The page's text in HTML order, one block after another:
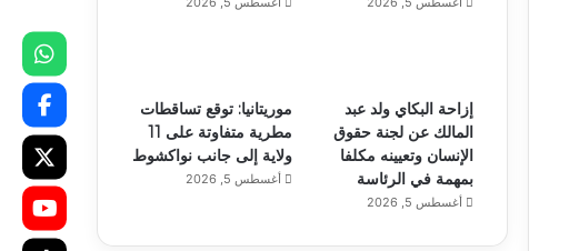
إزاحة البكاي ولد عبد
المالك عن لجنة حقوق
الإنسان وتعيينه مكلفا
بمهمة في الرئاسة
أغسطس 5, 2026
موريتانيا: توقع تساقطات
مطرية متفاوتة على 11
ولاية إلى جانب نواكشوط
أغسطس 5, 2026